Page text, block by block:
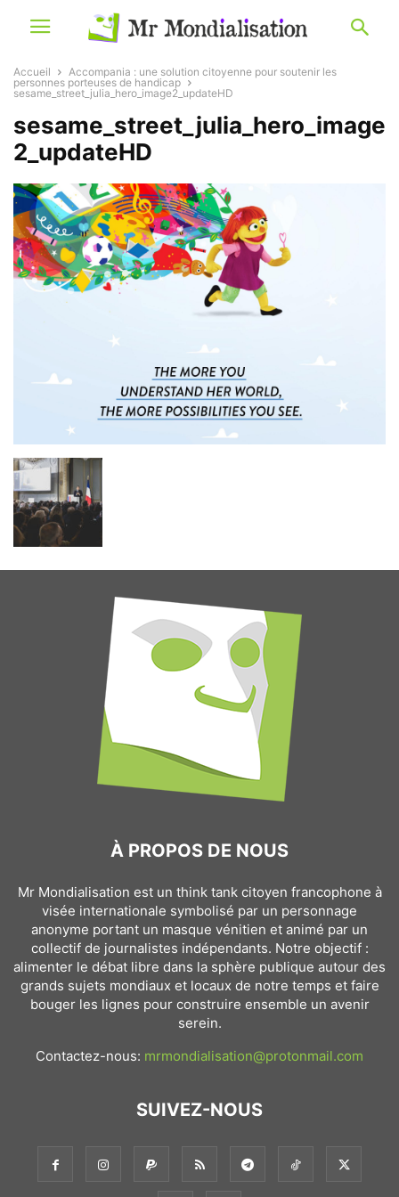
Accueil
Accompania : une solution citoyenne pour soutenir les
personnes porteuses de handicap
sesame_street_julia_hero_image2_updateHD
sesame_street_julia_hero_image
2_updateHD
À PROPOS DE NOUS
Mr Mondialisation est un think tank citoyen francophone à
visée internationale symbolisé par un personnage
anonyme portant un masque vénitien et animé par un
collectif de journalistes indépendants. Notre objectif :
alimenter le débat libre dans la sphère publique autour des
grands sujets mondiaux et locaux de notre temps et faire
bouger les lignes pour construire ensemble un avenir
serein.
Contactez-nous: mrmondialisation@protonmail.com
SUIVEZ-NOUS